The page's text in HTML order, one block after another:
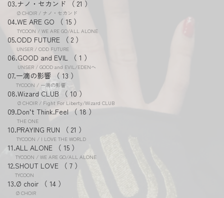
ナノ・セカンド 21
Ø CHOIR / ナノ・セカンド
WE ARE GO 15
TYCOON / WE ARE GO/ALL ALONE
ODD FUTURE 2
UNSER / ODD FUTURE
GOOD and EVIL 1
UNSER / GOOD and EVIL/EDENへ
一滴の影響 13
TYCOON / 一滴の影響
Wizard CLUB 10
Ø CHOIR / Fight For Liberty/Wizard CLUB
Don’t Think.Feel 18
THE ONE
PRAYING RUN 21
TYCOON / I LOVE THE WORLD
ALL ALONE 15
TYCOON / WE ARE GO/ALL ALONE
SHOUT LOVE 7
TYCOON
Ø choir 14
Ø CHOIR